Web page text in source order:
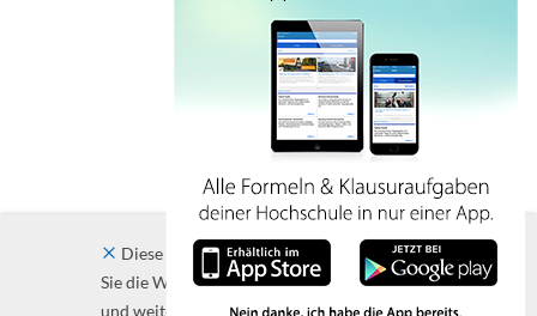
Diese Website verwendet Cookies. Indem
Sie die Website und ihre Angebote nutzen
und weiter navigieren, akzeptieren Sie diese